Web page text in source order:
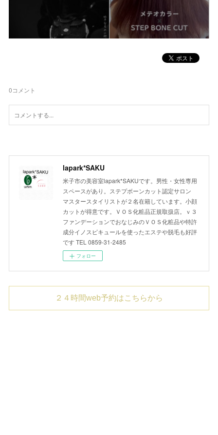
0コメント
lapark*SAKU
米子市の美容室lapark*SAKUです。男性・女性専用
スペースがあり。ステプボーンカット認定サロン
マスタースタイリストが２名在籍しています。小顔
カットが得意です。ＶＯＳ化粧品正規取扱店。ｖ３
ファンデーションでおなじみのＶＯＳ化粧品や特許
成分イノスピキュールを使ったエステや脱毛も好評
です TEL 0859-31-2485
フォロー
２４時間web予約はこちらから